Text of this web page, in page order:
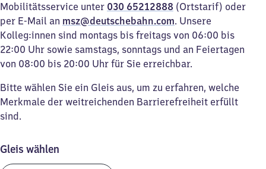
Mobilitätsservice unter 030 65212888 (Ortstarif) oder
per E-Mail an msz@deutschebahn.com. Unsere
Kolleg:innen sind montags bis freitags von 06:00 bis
22:00 Uhr sowie samstags, sonntags und an Feiertagen
von 08:00 bis 20:00 Uhr für Sie erreichbar.
Bitte wählen Sie ein Gleis aus, um zu erfahren, welche
Merkmale der weitreichenden Barrierefreiheit erfüllt
sind.
Gleis wählen